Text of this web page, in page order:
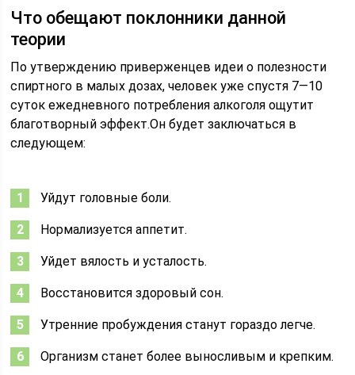
Что обещают поклонники данной
теории
По утверждению приверженцев идеи о полезности
спиртного в малых дозах, человек уже спустя 7—10
суток ежедневного потребления алкоголя ощутит
благотворный эффект.Он будет заключаться в
следующем:
Уйдут головные боли.
Нормализуется аппетит.
Уйдет вялость и усталость.
Восстановится здоровый сон.
Утренние пробуждения станут гораздо легче.
Организм станет более выносливым и крепким.